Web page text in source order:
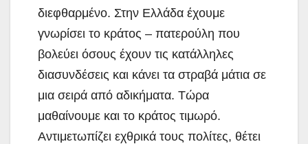
διεφθαρμένο. Στην Ελλάδα έχουμε
γνωρίσει το κράτος – πατερούλη που
βολεύει όσους έχουν τις κατάλληλες
διασυνδέσεις και κάνει τα στραβά μάτια σε
μια σειρά από αδικήματα. Τώρα
μαθαίνουμε και το κράτος τιμωρό.
Αντιμετωπίζει εχθρικά τους πολίτες, θέτει